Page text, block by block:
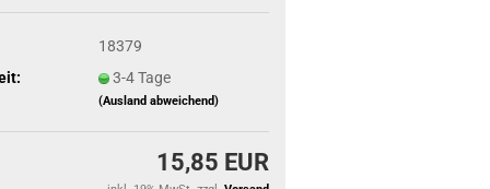
18379
3-4 Tage
(Ausland abweichend)
15,85 EUR